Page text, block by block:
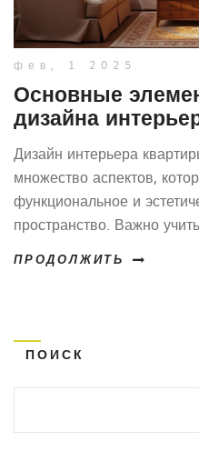
фев, 1 2025
Основные
дизайна
Дизайн интерьера
множество аспектов,
функциональное и
пространство. Важно
чтобы пространство стало
практические советы и
создать дом мечты.
ПРОДОЛЖИТЬ
ПОИСК